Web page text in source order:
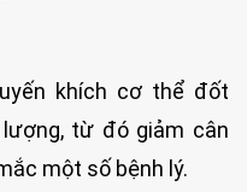
khích cơ thể đốt
từ đó giảm cân
một số bệnh lý.